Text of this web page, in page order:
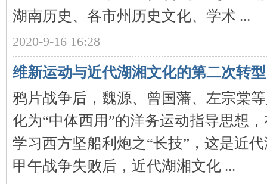
长
湖南历史、各市州历史文化、学术 ...
2020-9-16 16:28
维新运动与近代湖湘文化的第二次转型
鸦片战争后，魏源、曾国藩、左宗棠
化为“中体西用”的洋务运动指导思想
学习西方坚船利炮之“长技”，这是近
甲午战争失败后，近代湖湘文化 ...